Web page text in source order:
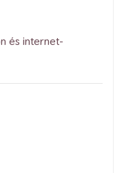
és internet-